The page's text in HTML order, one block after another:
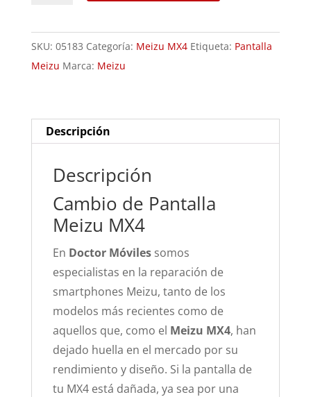
MX4
cantidad
SKU: 05183 Categoría: Meizu MX4 Etiqueta: Pantalla
Meizu Marca: Meizu
Descripción
Descripción
Cambio de Pantalla
Meizu MX4
En Doctor Móvilessomos
especialistas en la reparación de
smartphones Meizu, tanto de los
modelos más recientes como de
aquellos que, como el Meizu MX4, han
dejado huella en el mercado por su
rendimiento y diseño. Si la pantalla de
tu MX4 está dañada, ya sea por una